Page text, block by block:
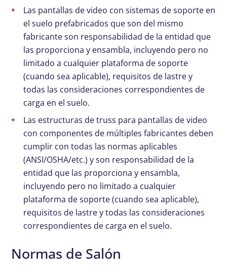
Las pantallas de video con sistemas de soporte en
el suelo prefabricados que son del mismo
fabricante son responsabilidad de la entidad que
las proporciona y ensambla, incluyendo pero no
limitado a cualquier plataforma de soporte
(cuando sea aplicable), requisitos de lastre y
todas las consideraciones correspondientes de
carga en el suelo.
Las estructuras de truss para pantallas de video
con componentes de múltiples fabricantes deben
cumplir con todas las normas aplicables
(ANSI/OSHA/etc.) y son responsabilidad de la
entidad que las proporciona y ensambla,
incluyendo pero no limitado a cualquier
plataforma de soporte (cuando sea aplicable),
requisitos de lastre y todas las consideraciones
correspondientes de carga en el suelo.
Normas de Salón